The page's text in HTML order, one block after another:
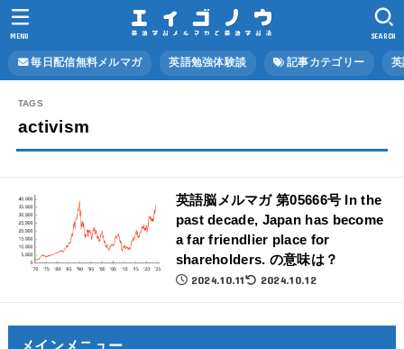
毎日配信無料メルマガ 英語勉強体験談 記事カテゴリー
SEARCH
MENU
activism
英語脳メルマガ 第05666号 In the
past decade, Japan has become
a far friendlier place for
shareholders. の意味は？
2024.10.11 2024.10.12
メインメニュー